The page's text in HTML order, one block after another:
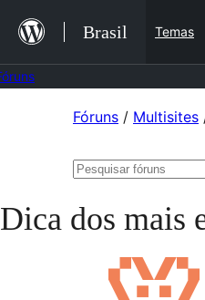
para
o
Brasil Temas
Fóruns / Multisites
Pesquisar
Dica dos mais